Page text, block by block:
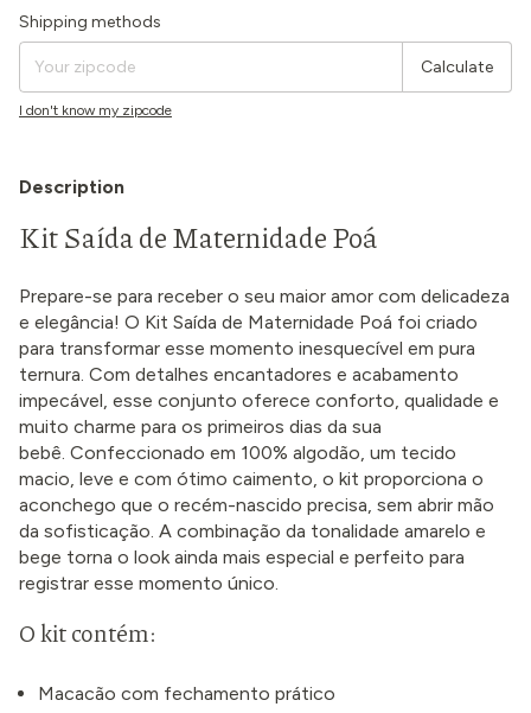
Shipping for zipcode:
Shipping methods
Calculate
I don't know my zipcode
Description
Kit Saída de Maternidade Poá
Prepare-se para receber o seu maior amor com delicadeza
e elegância! O Kit Saída de Maternidade Poá foi criado
para transformar esse momento inesquecível em pura
ternura. Com detalhes encantadores e acabamento
impecável, esse conjunto oferece conforto, qualidade e
muito charme para os primeiros dias da sua
bebê. Confeccionado em 100% algodão, um tecido
macio, leve e com ótimo caimento, o kit proporciona o
aconchego que o recém-nascido precisa, sem abrir mão
da sofisticação. A combinação da tonalidade amarelo e
bege torna o look ainda mais especial e perfeito para
registrar esse momento único.
O kit contém:
Macacão com fechamento prático